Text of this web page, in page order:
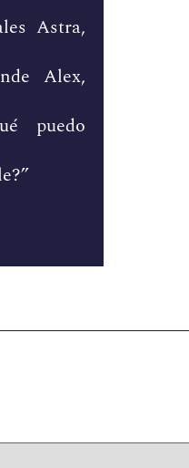
Astra,
Alex,
puedo